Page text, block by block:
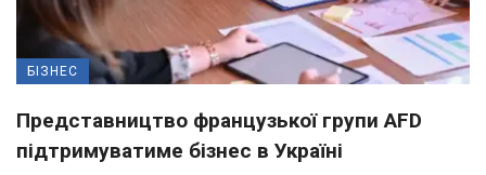
БІЗНЕС
Представництво французької групи AFD
підтримуватиме бізнес в Україні